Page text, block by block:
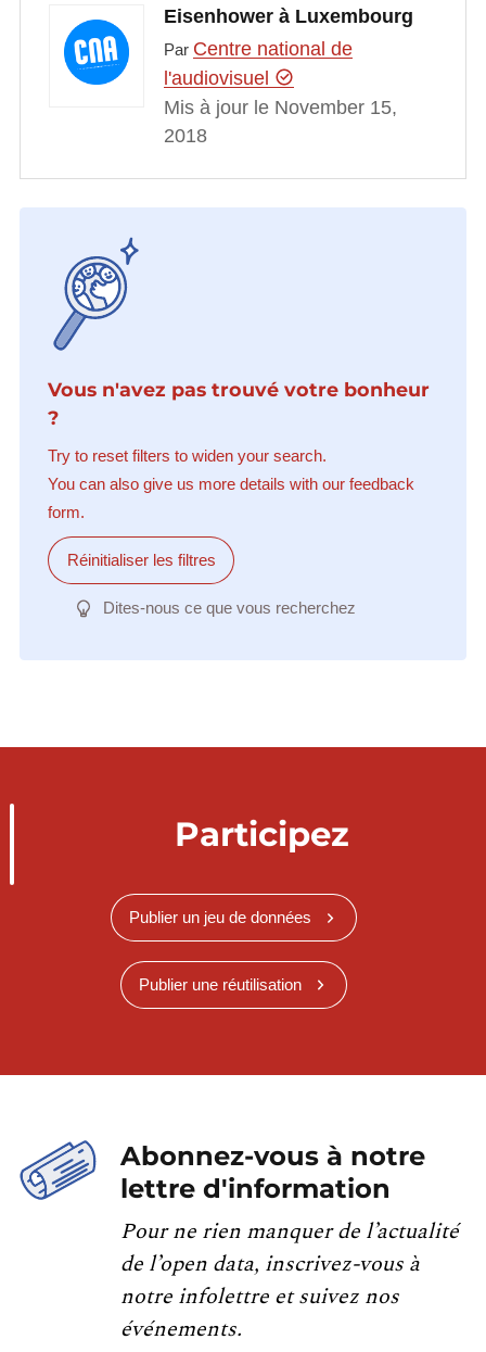
Eisenhower à Luxembourg
Par Centre national de
l'audiovisuel
Mis à jour le November 15,
2018
Vous n'avez pas trouvé votre bonheur
?
Try to reset filters to widen your search.
You can also give us more details with our feedback
form.
Réinitialiser les filtres
Dites-nous ce que vous recherchez
Participez
Publier un jeu de données
Publier une réutilisation
Abonnez-vous à notre
lettre d'information
Pour ne rien manquer de l’actualité
de l’open data, inscrivez-vous à
notre infolettre et suivez nos
événements.